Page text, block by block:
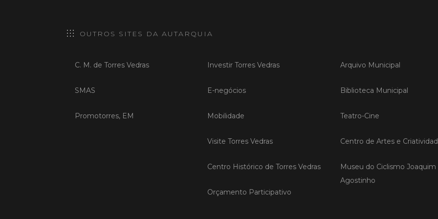
OUTROS SITES DA AUTARQUIA
C. M. de Torres Vedras
SMAS
Promotorres, EM
Investir Torres Vedras
E-negócios
Mobilidade
Visite Torres Vedras
Centro Histórico de Torres Vedras
Orçamento Participativo
Arquivo Municipal
Biblioteca Municipal
Teatro-Cine
Centro de Artes e
Museu do Ciclismo Joaquim
Agostinho